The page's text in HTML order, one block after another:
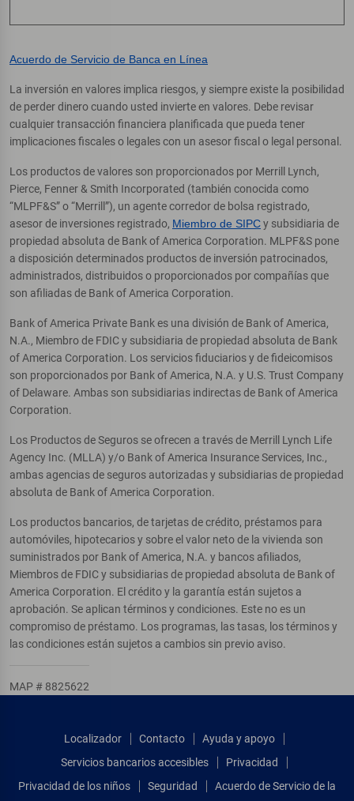
Acuerdo de Servicio de Banca en Línea
La inversión en valores implica riesgos, y siempre existe la posibilidad
de perder dinero cuando usted invierte en valores. Debe revisar
cualquier transacción financiera planificada que pueda tener
implicaciones fiscales o legales con un asesor fiscal o legal personal.
Los productos de valores son proporcionados por Merrill Lynch,
Pierce, Fenner & Smith Incorporated (también conocida como
“MLPF&S” o “Merrill”), un agente corredor de bolsa registrado,
asesor de inversiones registrado, Miembro de SIPCy subsidiaria de
propiedad absoluta de Bank of America Corporation. MLPF&S pone
a disposición determinados productos de inversión patrocinados,
administrados, distribuidos o proporcionados por compañías que
son afiliadas de Bank of America Corporation.
Bank of America Private Bank es una división de Bank of America,
N.A., Miembro de FDIC y subsidiaria de propiedad absoluta de Bank
of America Corporation. Los servicios fiduciarios y de fideicomisos
son proporcionados por Bank of America, N.A. y U.S. Trust Company
of Delaware. Ambas son subsidiarias indirectas de Bank of America
Corporation.
Los Productos de Seguros se ofrecen a través de Merrill Lynch Life
Agency Inc. (MLLA) y/o Bank of America Insurance Services, Inc.,
ambas agencias de seguros autorizadas y subsidiarias de propiedad
absoluta de Bank of America Corporation.
Los productos bancarios, de tarjetas de crédito, préstamos para
automóviles, hipotecarios y sobre el valor neto de la vivienda son
suministrados por Bank of America, N.A. y bancos afiliados,
Miembros de FDIC y subsidiarias de propiedad absoluta de Bank of
America Corporation. El crédito y la garantía están sujetos a
aprobación. Se aplican términos y condiciones. Este no es un
compromiso de préstamo. Los programas, las tasas, los términos y
las condiciones están sujetos a cambios sin previo aviso.
MAP # 8825622
Localizador Contacto
Ayuda y apoyo
Servicios bancarios accesibles
Privacidad
Privacidad de los niños
Seguridad Acuerdo de Servicio de la